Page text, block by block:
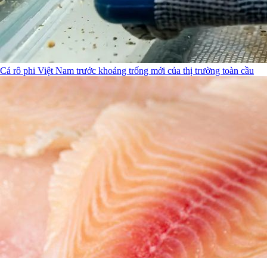
Cá rô phi Việt Nam trước khoảng trống mới của thị trường toàn cầu